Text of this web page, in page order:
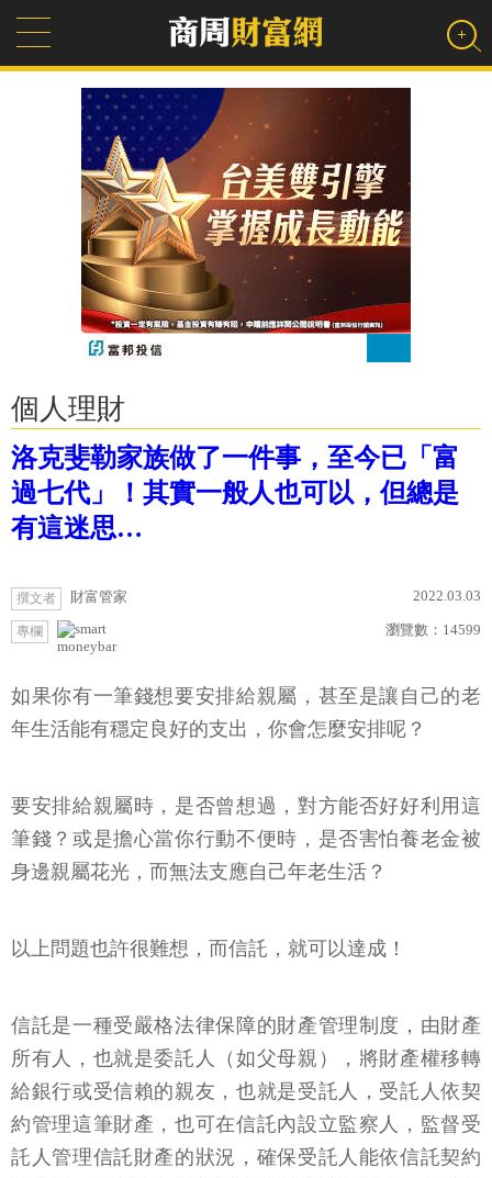
個人理財
洛克斐勒家族做了一件事，至今已「富
過七代」！其實一般人也可以，但總是
有這迷思…
撰文者 財富管家 2022.03.03
專欄
moneybar
瀏覽數： 14599
如果你有一筆錢想要安排給親屬，甚至是讓自己的老
年生活能有穩定良好的支出，你會怎麼安排呢？
要安排給親屬時，是否曾想過，對方能否好好利用這
筆錢？或是擔心當你行動不便時，是否害怕養老金被
身邊親屬花光，而無法支應自己年老生活？
以上問題也許很難想，而信託，就可以達成！
信託是一種受嚴格法律保障的財產管理制度，由財產
所有人，也就是委託人（如父母親），將財產權移轉
給銀行或受信賴的親友，也就是受託人，受託人依契
約管理這筆財產，也可在信託內設立監察人，監督受
託人管理信託財產的狀況，確保受託人能依信託契約